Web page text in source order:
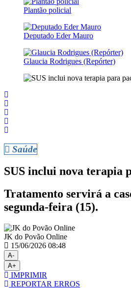
Plantão policial
Deputado Eder Mauro
Glaucia Rodrigues (Repórter)
Saúde
SUS inclui nova terapia
Tratamento servirá a
segunda-feira (15).
JK do Povão Online
15/06/2026 08:48
A-
A+
IMPRIMIR
REPORTAR ERROS